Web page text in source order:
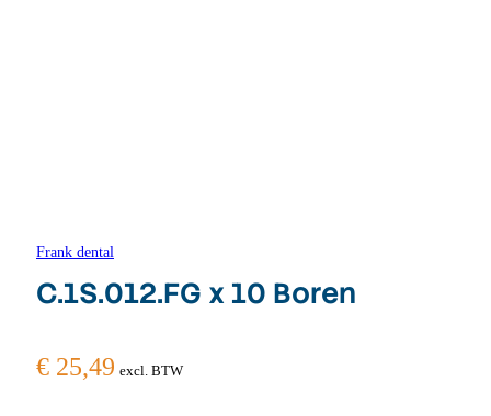
Frank dental
C.1S.012.FG x 10 Boren
€ 25,49 excl. BTW